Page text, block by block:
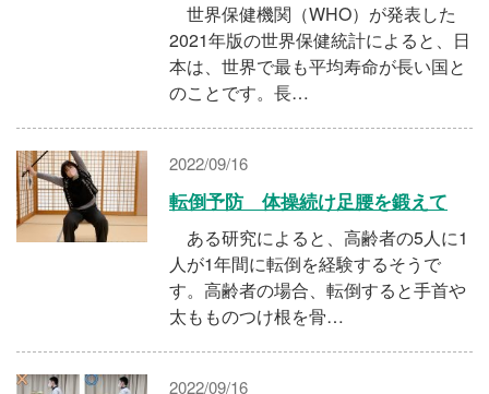
世界保健機関（WHO）が発表した
2021年版の世界保健統計によると、日
本は、世界で最も平均寿命が長い国と
のことです。長…
2022/09/16
転倒予防 体操続け足腰を鍛えて
ある研究によると、高齢者の5人に1
人が1年間に転倒を経験するそうで
す。高齢者の場合、転倒すると手首や
太もものつけ根を骨…
2022/09/16